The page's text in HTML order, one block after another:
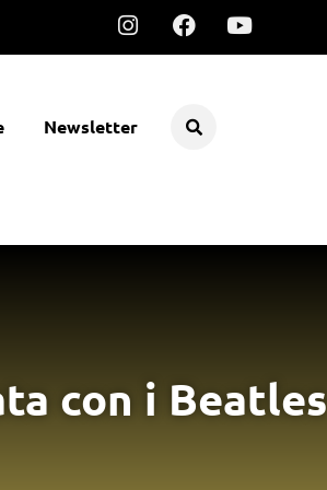
Newsletter
con i Beatles